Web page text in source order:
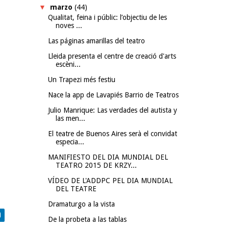
▼ marzo (44)
Qualitat, feina i públic: l’objectiu de les
noves ...
Las páginas amarillas del teatro
Lleida presenta el centre de creació d'arts
escèni...
Un Trapezi més festiu
Nace la app de Lavapiés Barrio de Teatros
Julio Manrique: Las verdades del autista y
las men...
El teatre de Buenos Aires serà el convidat
especia...
MANIFIESTO DEL DIA MUNDIAL DEL
TEATRO 2015 DE KRZY...
VÍDEO DE L'ADDPC PEL DIA MUNDIAL
DEL TEATRE
Dramaturgo a la vista
De la probeta a las tablas